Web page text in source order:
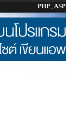
PHP, ASP